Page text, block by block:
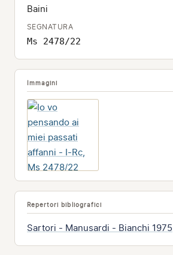
Baini
SEGNATURA
Ms 2478/22
Immagini
Repertori bibliografici
Sartori - Manusardi - Bianchi 1975